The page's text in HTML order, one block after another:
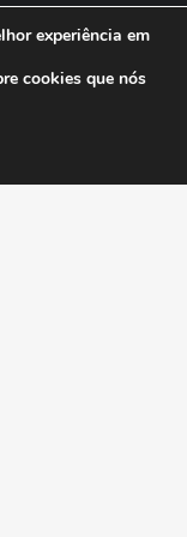
experiência em
cookies que nós